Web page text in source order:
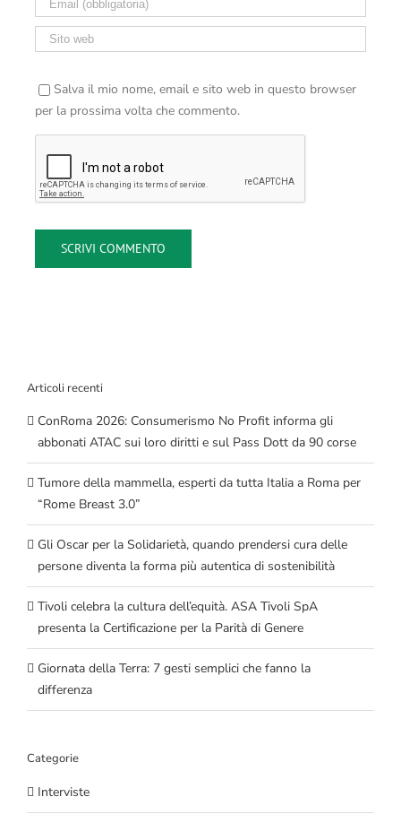
Salva il mio nome, email e sito web in questo browser
per la prossima volta che commento.
Articoli recenti
ConRoma 2026: Consumerismo No Profit informa gli
abbonati ATAC sui loro diritti e sul Pass Dott da 90 corse
Tumore della mammella, esperti da tutta Italia a Roma per
“Rome Breast 3.0”
Gli Oscar per la Solidarietà, quando prendersi cura delle
persone diventa la forma più autentica di sostenibilità
Tivoli celebra la cultura dell’equità. ASA Tivoli SpA
presenta la Certificazione per la Parità di Genere
Giornata della Terra: 7 gesti semplici che fanno la
differenza
Categorie
Interviste